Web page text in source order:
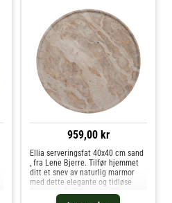
959,00 kr
Ellia serveringsfat 40x40 cm sand
, fra Lene Bjerre. Tilfør hjemmet
ditt et snev av naturlig marmor
med dette elegante og tidløse
fatet fra vår Ellia-serie. Ellia-fatet